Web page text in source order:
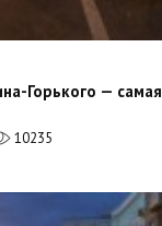
Горького —
10235